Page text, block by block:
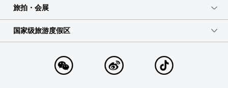
旅拍・会展
国家级旅游度假区